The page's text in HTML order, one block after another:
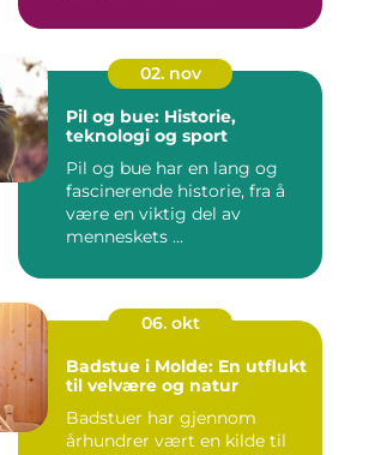
02. nov
Pil og bue: Historie,
teknologi og sport
Pil og bue har en lang og
fascinerende historie, fra å
være en viktig del av
menneskets ...
06. okt
Badstue i Molde: En utflukt
til velvære og natur
Badstuer har gjennom
århundrer vært en kilde til